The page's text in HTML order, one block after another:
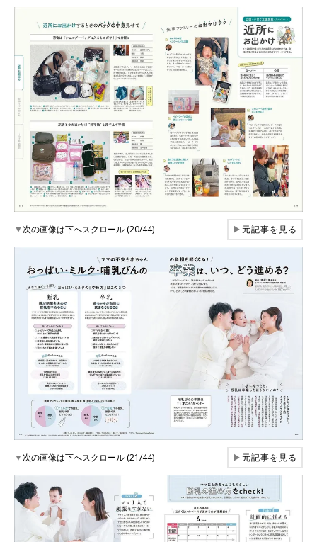
▼次の画像は下へスクロール (20/44) ▶元記事を見る
▼次の画像は下へスクロール (21/44) ▶元記事を見る